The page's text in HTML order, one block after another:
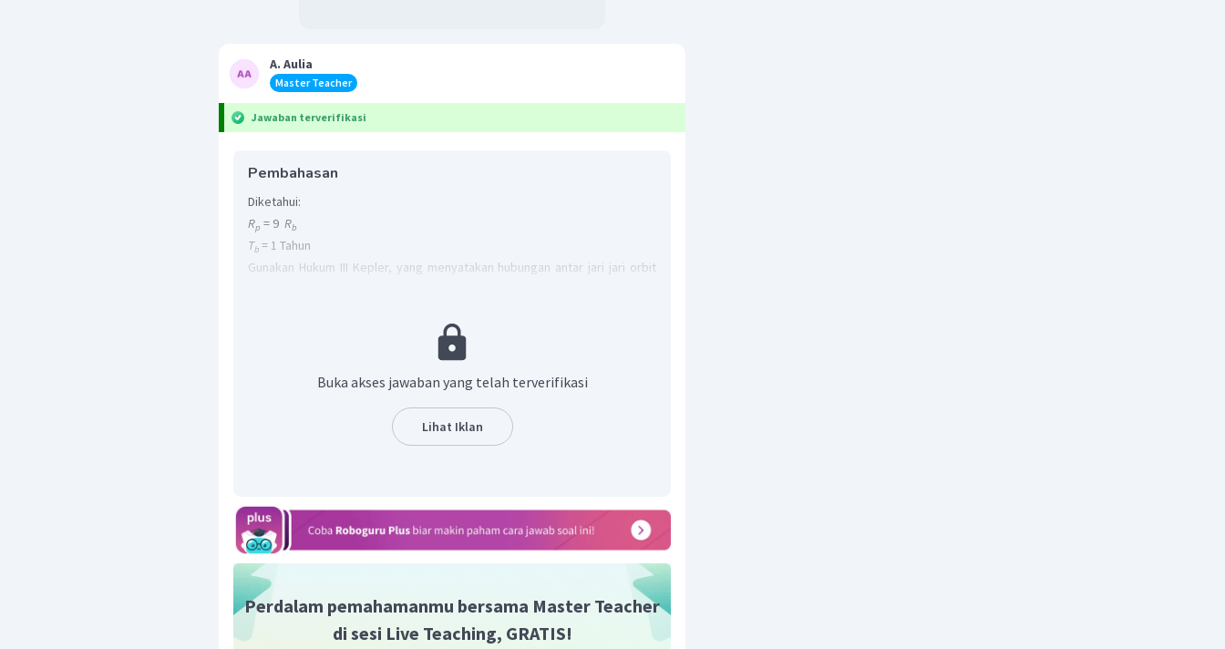
A. Aulia
Master Teacher
Jawaban terverifikasi
Pembahasan
Diketahui:
Rp = 9 Rb
Tb = 1 Tahun
Gunakan Hukum III Kepler, yang menyatakan hubungan antar jari jari orbit
Sehingga diperoleh periode planet sama dengan 27 tahun
Buka akses jawaban yang telah terverifikasi
Lihat Iklan
Perdalam pemahamanmu bersama Master Teacher
di sesi Live Teaching, GRATIS!